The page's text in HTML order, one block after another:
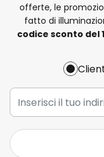
offerte, le
fatto di
codice sconto del